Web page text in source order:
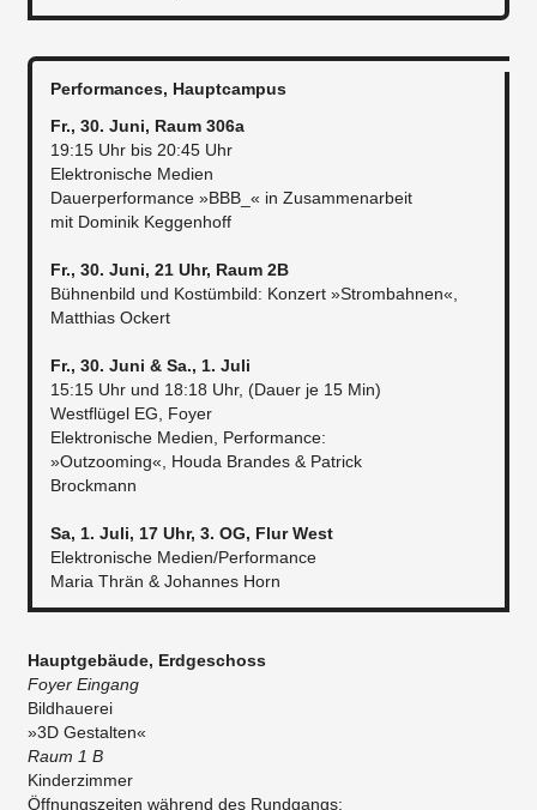
Performances, Hauptcampus
Fr., 30. Juni, Raum 306a
19:15 Uhr bis 20:45 Uhr
Elektronische Medien
Dauerperformance »BBB_« in Zusammenarbeit
mit Dominik Keggenhoff
Fr., 30. Juni, 21 Uhr, Raum 2B
Bühnenbild und Kostümbild: Konzert »Strombahnen«,
Matthias Ockert
Fr., 30. Juni & Sa., 1. Juli
15:15 Uhr und 18:18 Uhr, (Dauer je 15 Min)
Westflügel EG, Foyer
Elektronische Medien, Performance:
»Outzooming«, Houda Brandes & Patrick
Brockmann
Sa, 1. Juli, 17 Uhr, 3. OG, Flur West
Elektronische Medien/Performance
Maria Thrän & Johannes Horn
Hauptgebäude, Erdgeschoss
Foyer Eingang
Bildhauerei
»3D Gestalten«
​Raum 1 B
Kinderzimmer
Öffnungszeiten während des Rundgangs: